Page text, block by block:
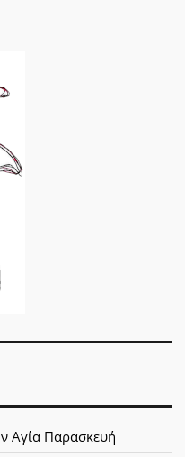
Αγία Παρασκευή